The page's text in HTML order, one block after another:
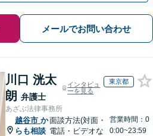
メールでお問い合わせ
川口 洸太
朗 弁護士
インタビュ
ーを見る
東京都
あざぶ法律事務所
越谷市 か
らも相談
面談方法(対面・
電話・ビデオな
営業時間：0
0:00~23:59